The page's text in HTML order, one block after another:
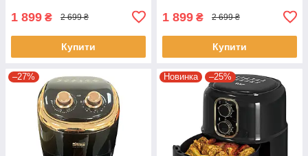
1 899 ₴ 2 699 ₴
Купити
1 899 ₴ 2 699 ₴
Купити
–27% Новинка –25%